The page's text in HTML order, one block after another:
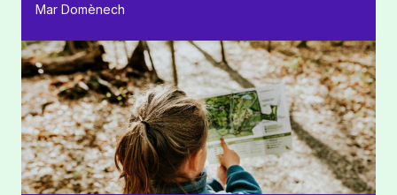
Mar Domènech